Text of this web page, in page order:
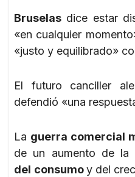
Bruselas dice estar
«en cualquier
«justo y equilibrado»
El futuro canciller
defendió «una
La guerra comercial
de un aumento de la
del consumoy del